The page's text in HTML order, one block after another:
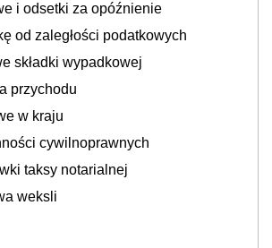
i odsetki za opóźnienie
od zaległości podatkowych
składki wypadkowej
przychodu
w kraju
cywilnoprawnych
taksy notarialnej
weksli